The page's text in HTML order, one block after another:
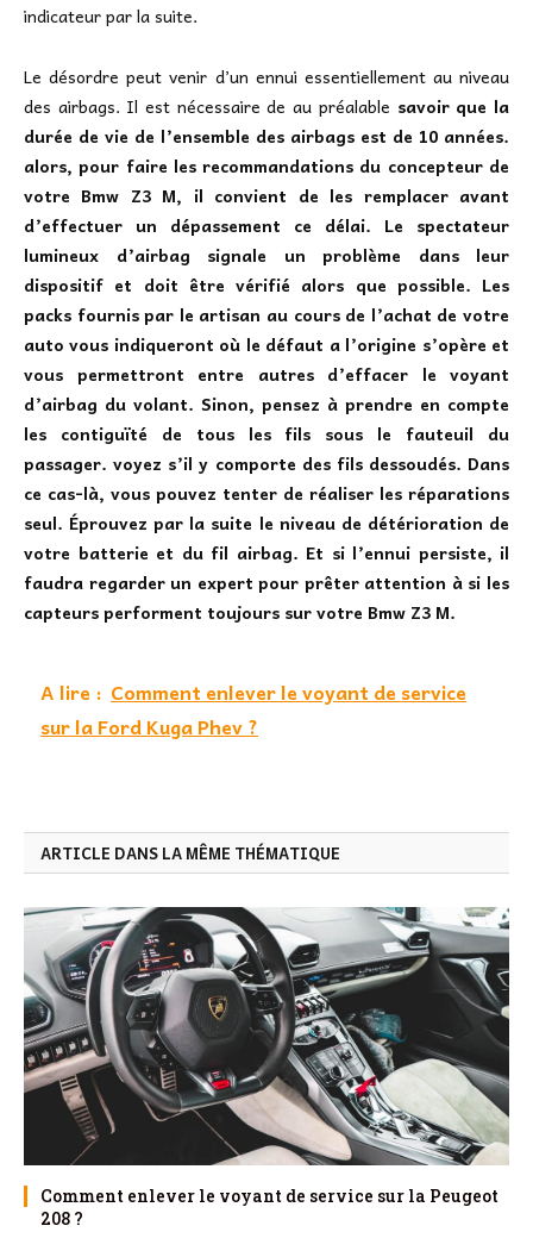
indicateur par la suite.
Le désordre peut venir d’un ennui essentiellement au niveau
des airbags. Il est nécessaire de au préalable savoir que la
durée de vie de l’ensemble des airbags est de 10 années.
alors, pour faire les recommandations du concepteur de
votre Bmw Z3 M, il convient de les remplacer avant
d’effectuer un dépassement ce délai. Le spectateur
lumineux d’airbag signale un problème dans leur
dispositif et doit être vérifié alors que possible. Les
packs fournis par le artisan au cours de l’achat de votre
auto vous indiqueront où le défaut a l’origine s’opère et
vous permettront entre autres d’effacer le voyant
d’airbag du volant. Sinon, pensez à prendre en compte
les contiguïté de tous les fils sous le fauteuil du
passager. voyez s’il y comporte des fils dessoudés. Dans
ce cas-là, vous pouvez tenter de réaliser les réparations
seul. Éprouvez par la suite le niveau de détérioration de
votre batterie et du fil airbag. Et si l’ennui persiste, il
faudra regarder un expert pour prêter attention à si les
capteurs performent toujours sur votre Bmw Z3 M.
A lire : Comment enlever le voyant de service
sur la Ford Kuga Phev ?
ARTICLE DANS LA MÊME THÉMATIQUE
Comment enlever le voyant de service sur la Peugeot
208 ?